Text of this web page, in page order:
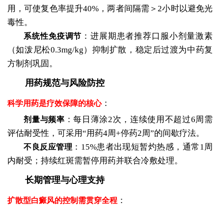
用，可使复色率提升40%，两者间隔需＞2小时以避免光
毒性。
系统性免疫调节 ：进展期患者推荐口服小剂量激素
（如泼尼松0.3mg/kg）抑制扩散，稳定后过渡为中药复
方制剂巩固。
用药规范与风险防控
科学用药是疗效保障的核心：
剂量与频率 ：每日薄涂2次，连续使用不超过6周需
评估耐受性，可采用“用药4周+停药2周”的间歇疗法。
不良反应管理 ：15%患者出现短暂灼热感，通常1周
内耐受；持续红斑需暂停用药并联合冷敷处理。
长期管理与心理支持
扩散型白癜风的控制需贯穿全程：